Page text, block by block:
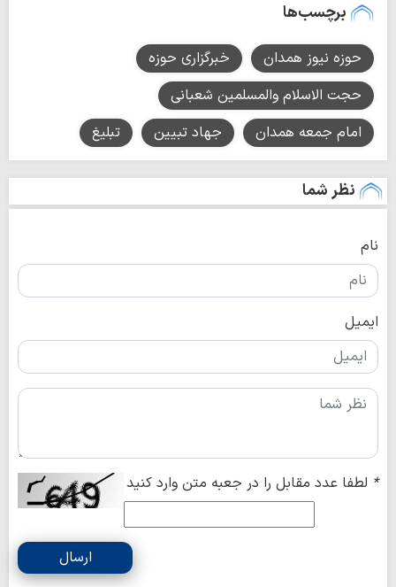
برچسب‌ها
حوزه نیوز همدان
خبرگزاری حوزه
حجت الاسلام والمسلمین شعبانی
امام جمعه همدان
جهاد تبیین تبلیغ
نظر شما
نام
ایمیل
* لطفا عدد مقابل را در جعبه متن وارد کنید
ارسال